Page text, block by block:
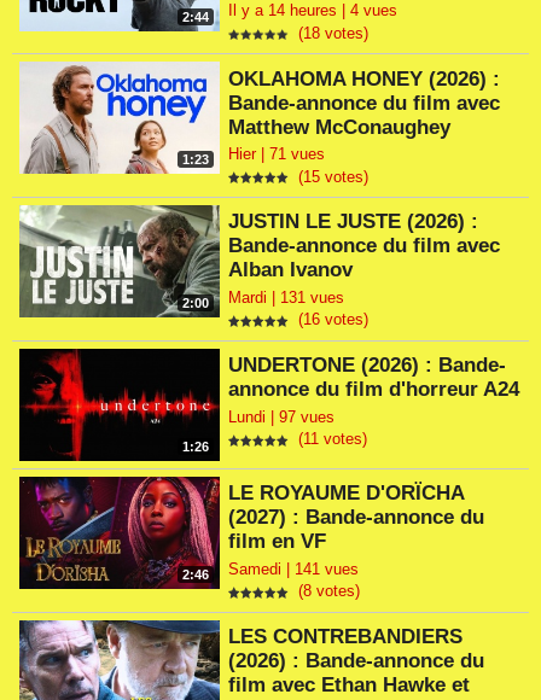
2:44
Il y a 14 heures | 4 vues
(18 votes)
1:23
OKLAHOMA HONEY (2026) :
Bande-annonce du film avec
Matthew McConaughey
Hier | 71 vues
(15 votes)
2:00
JUSTIN LE JUSTE (2026) :
Bande-annonce du film avec
Alban Ivanov
Mardi | 131 vues
(16 votes)
1:26
UNDERTONE (2026) : Bande-
annonce du film d'horreur A24
Lundi | 97 vues
(11 votes)
2:46
LE ROYAUME D'ORÏCHA
(2027) : Bande-annonce du
film en VF
Samedi | 141 vues
(8 votes)
LES CONTREBANDIERS
(2026) : Bande-annonce du
film avec Ethan Hawke et